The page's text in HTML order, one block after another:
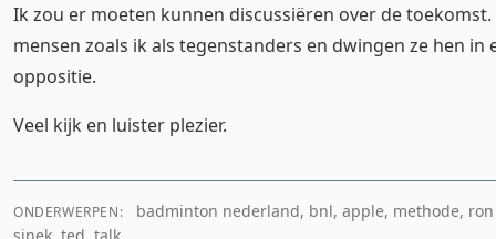
Ik zou er moeten kunnen discussiëren over de toekomst.
mensen zoals ik als tegenstanders en dwingen ze hen in
oppositie.
Veel kijk en luister plezier.
ONDERWERPEN:
badminton nederland, bnl, apple, methode,
sinek, ted, talk